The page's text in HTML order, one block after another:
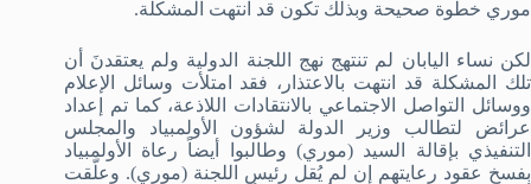
موري خطوة صحيحة وبذلك تكون قد انتهت المشكلة.
لكن نساء اليابان لم تنتهج نهج اللجنة الدولية ولم يعتقدنَ أن
تلك المشكلة قد انتهت بالاعتذار، فقد امتلأت وسائل الإعلام
ووسائل التواصل الاجتماعي بالانتقادات اللاذعة، كما تم إعداد
عرائض لتطالب وزير الدولة لشؤون الأولمبياد والمجلس
التنفيذي بإقالة السيد (موري) وطالبوا أيضاً رعاة الأولمبياد
بفسخ عقود رعايتهم إن لم يُقل رئيس اللجنة (موري). وعلّقت